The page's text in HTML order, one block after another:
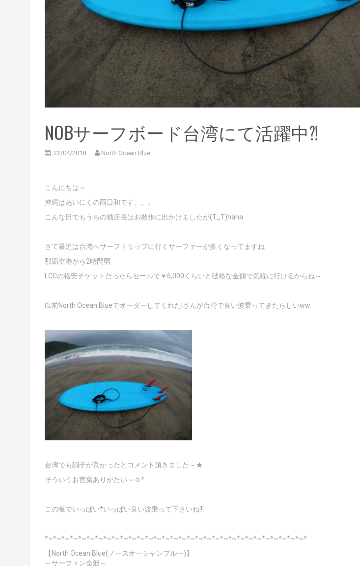
NOBサーフボード台湾にて活躍中⁈
22/04/2018 North Ocean Blue
こんにちは～
沖縄はあいにくの雨日和です。。。
こんな日でもうちの猫店長はお散歩に出かけましたが(T_T)haha
さて最近は台湾へサーフトリップに行くサーファーが多くなってますね
那覇空港から2時間弱
LCCの格安チケットだったらセールで￥6,000くらいと破格な金額で気軽に行けるからね～
以前North Ocean BlueでオーダーしてくれたIさんが台湾で良い波乗ってきたらしいww
台湾でも調子が良かったとコメント頂きました～★
そういうお言葉ありがたい～☺*
この板でいっぱい*いっぱい良い波乗って下さいね!!!
*~*~*~*~*~*~*~*~*~*~*~*~*~*~*~*~*~*~*~*~*~*~*~*~*~*~*~*~*~*~*~*
【North Ocean Blue(ノースオーシャンブルー)】
～サーフィン全般～